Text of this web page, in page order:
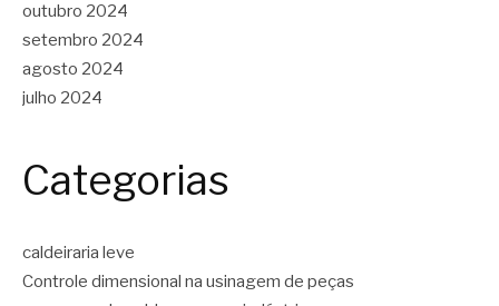
outubro 2024
setembro 2024
agosto 2024
julho 2024
Categorias
caldeiraria leve
Controle dimensional na usinagem de peças